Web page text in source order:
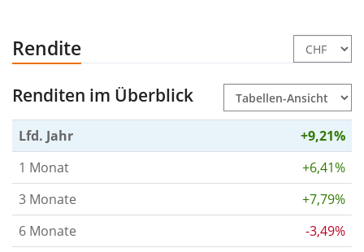
Rendite
Renditen im Überblick
Lfd. Jahr
+9,21%
1 Monat
+6,41%
3 Monate
+7,79%
6 Monate
-3,49%